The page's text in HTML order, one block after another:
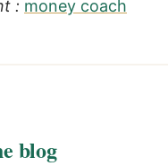
: money coach
blog